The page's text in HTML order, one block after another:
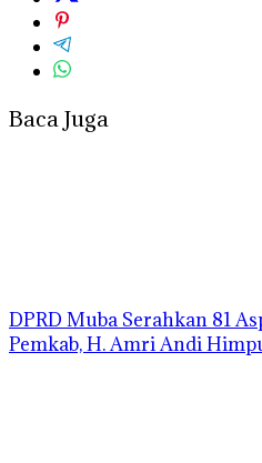
Baca Juga
DPRD Muba Serahkan 81
Pemkab, H. Amri Andi